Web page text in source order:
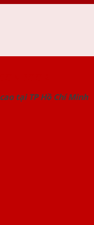
tại TP Hồ Chí Minh